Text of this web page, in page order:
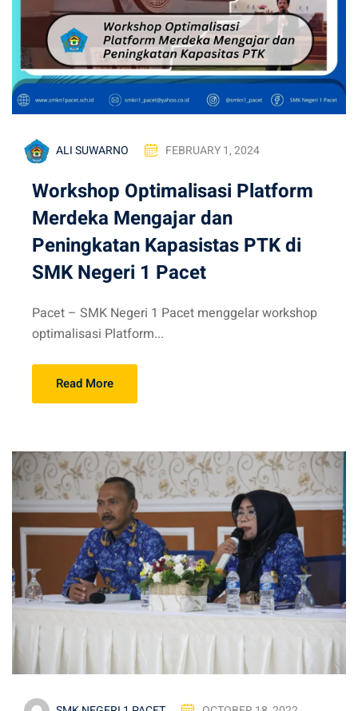
ALI SUWARNO FEBRUARY 1, 2024
Workshop Optimalisasi Platform
Merdeka Mengajar dan
Peningkatan Kapasistas PTK di
SMK Negeri 1 Pacet
Pacet – SMK Negeri 1 Pacet menggelar workshop
optimalisasi Platform...
Read More